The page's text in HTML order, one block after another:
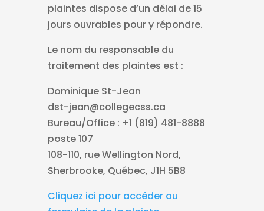
plaintes dispose d’un délai de 15
jours ouvrables pour y répondre.
Le nom du responsable du
traitement des plaintes est :
Dominique St-Jean
dst-jean@collegecss.ca
Bureau/Office : +1 (819) 481-8888
poste 107
108-110, rue Wellington Nord,
Sherbrooke, Québec, J1H 5B8
Cliquez ici pour accéder au